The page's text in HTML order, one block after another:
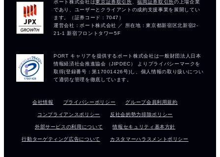
会社情報 プライバシーポリシー グループ会員利用規約
コンプライアンスポリシー 反社会的勢力排除ポリシー
外部サービスの利用について 情報セキュリティ基本方針
行動ターゲティング広告について カスタマーハラスメントポリシー